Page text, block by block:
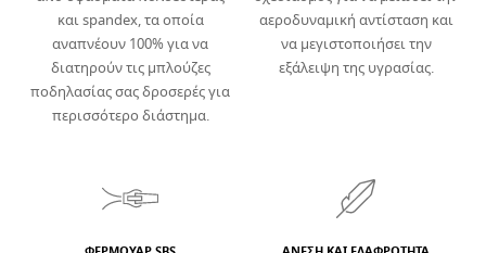
και spandex, τα οποία
αναπνέουν 100% για να
διατηρούν τις μπλούζες
ποδηλασίας σας δροσερές για
περισσότερο διάστημα.
αεροδυναμική αντίσταση και
να μεγιστοποιήσει την
εξάλειψη της υγρασίας.